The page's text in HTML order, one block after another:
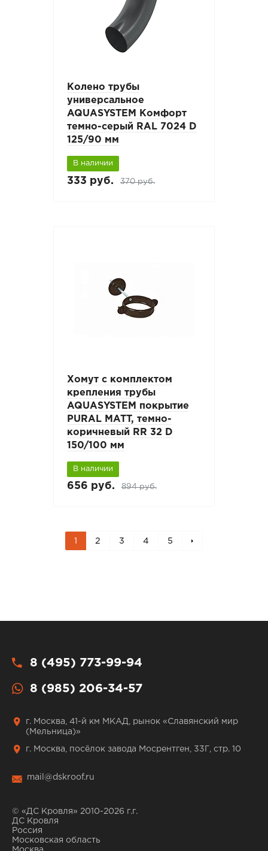
Колено трубы
универсальное
AQUASYSTEM Комфорт
темно-серый RAL 7024 D
125/90 мм
В наличии
333 руб. 370 руб.
Хомут с комплектом
крепления трубы
AQUASYSTEM покрытие
PURAL MATT, темно-
коричневый RR 32 D
150/100 мм
В наличии
656 руб. 894 руб.
1 2 3 4 5
8 (495) 773-99-94
8 (985) 206-34-57
г. Москва, 41-й км МКАД, рынок «Славянский мир
(Мельница)»
г. Москва, посёлок завода Мосрентген, 33Г, стр. 10
mail@dskroof.ru
© «ДС Кровля» 2010-2026 г.г.
ДС Кровля
Россия
Московская область